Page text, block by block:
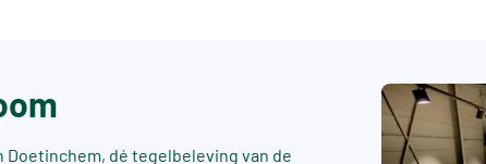
Doetinchem, dé tegelbeleving van de